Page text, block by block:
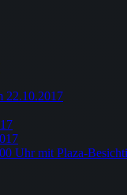
22.10.2017
Uhr mit Plaza-